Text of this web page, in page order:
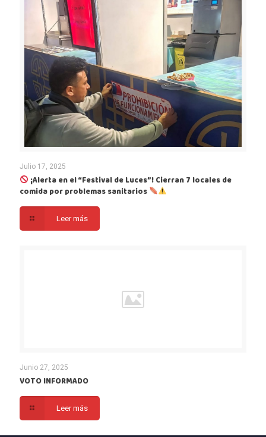
Julio 17, 2025
¡Alerta en el “Festival de Luces”! Cierran 7 locales de
comida por problemas sanitarios
Leer más
Junio 27, 2025
VOTO INFORMADO
Leer más